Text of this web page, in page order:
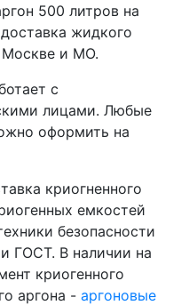
500 литров на
жидкого
Москве и МО.
с
лицами. Любые
оформить на
криогненного
емкостей
безопасности
ГОСТ. В наличии на
криогенного
аргона - аргоновые